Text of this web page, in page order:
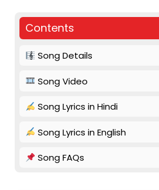
Contents
Song Details
Song Video
Song Lyrics in Hindi
Song Lyrics in English
Song FAQs